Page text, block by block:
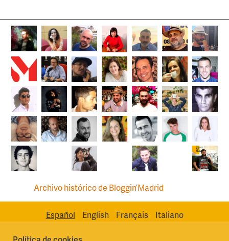
Archivo histórico de Bloggin’Madrid
Español English Français Italiano